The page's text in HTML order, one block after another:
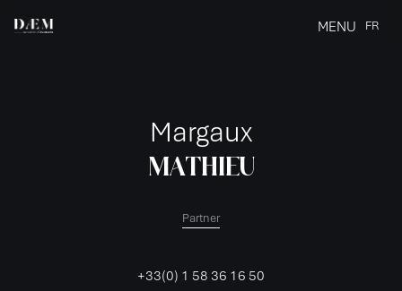
MENU
FR
Margaux
MATHIEU
Partner
+33(0) 1 58 36 16 50